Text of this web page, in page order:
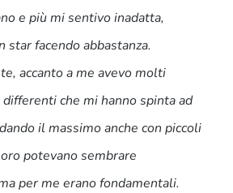
e più mi sentivo inadatta,
star facendo abbastanza.
accanto a me avevo molti
che mi hanno spinta ad
il massimo anche con piccoli
potevano sembrare
per me erano fondamentali.